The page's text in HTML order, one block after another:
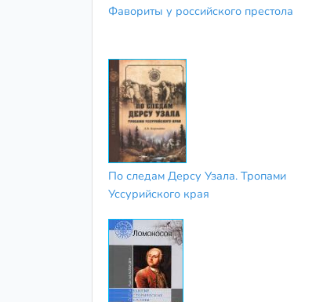
Фавориты у российского престола
По следам Дерсу Узала. Тропами
Уссурийского края